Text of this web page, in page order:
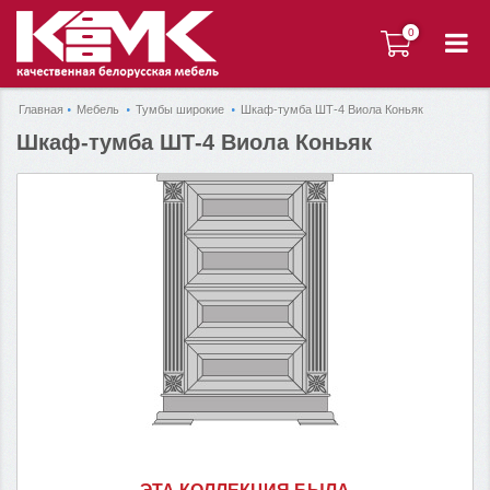
0
0
Главная Мебель Тумбы широкие Шкаф-тумба ШТ-4 Виола Коньяк
Шкаф-тумба ШТ-4 Виола Коньяк